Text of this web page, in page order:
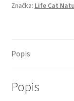
Purizon pro
Veterinární
Značka: Life Cat
Popis
Popis